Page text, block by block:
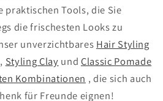
praktischen Tools, die Sie
die frischesten Looks zu
unverzichtbares Hair Styling
, Styling Clay und Classic Pomade
Kombinationen , die sich auch
für Freunde eignen!